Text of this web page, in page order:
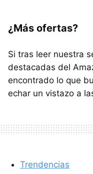
¿Más ofertas?
Si tras leer nuestra
destacadas del
encontrado lo que
echar un vistazo a
Trendencias